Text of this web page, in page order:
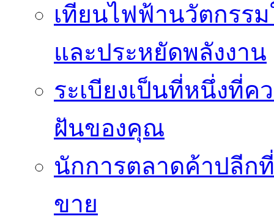
เทียนไฟฟ้านวัตกรร
และประหยัดพลังงาน
ระเบียงเป็นที่หนึ่งที่ค
ฝันของคุณ
นักการตลาดค้าปลีก
ขาย